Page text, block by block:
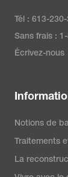
Tél : 613-
Sans frais :
Écrivez-nous
Notions de
Traitements
La